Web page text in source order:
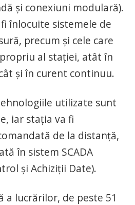
şi conexiuni modulară).
înlocuite sistemele de
precum şi cele care
al staţiei, atât în
şi în curent continuu.
utilizate sunt
iar staţia va fi
de la distanţă,
în sistem SCADA
şi Achiziţii Date).
a lucrărilor, de peste 51